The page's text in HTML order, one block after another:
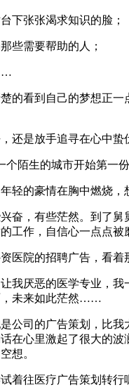
下张张渴求知识的脸；
些需要帮助的人；
看到自己的梦想正
是放手追寻在心中蛰
陌生的城市开始第一
的豪情在胸中燃烧
，有些茫然。到了
工作，自信心一点点
院的招聘广告，看着
厌恶的医学专业，
，未来如此茫然……
司的广告策划，比
在心里激起了很大的
想。
往医疗广告策划转